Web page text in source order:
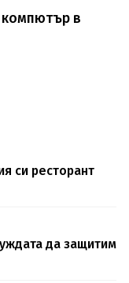
компютър в
си ресторант
да защитим